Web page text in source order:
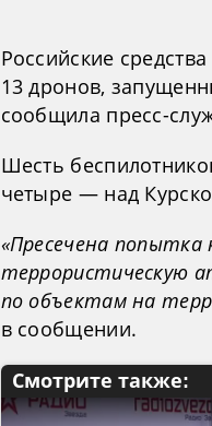
Российские
13 дронов,
сообщила пресс-
Шесть
четыре — над
«Пресечена
террористическую
по объектам на
в сообщении.
Смотрите также: